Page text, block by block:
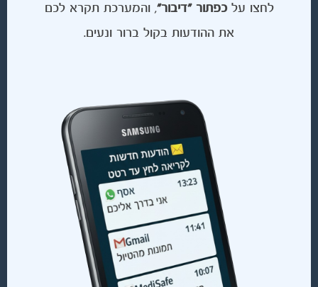
לחצו עלכפתור "דיבור", והמערכת תקרא לכם
את ההודעות בקול ברור ונעים.